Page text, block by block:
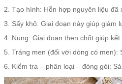
2. Tạo hình: Hỗn hợp nguyên liệu
3. Sấy khô: Giai đoạn này giúp giảm
4. Nung: Giai đoạn then chốt giúp
5. Tráng men (đối với dòng có
6. Kiểm tra – phân loại – đóng gói: